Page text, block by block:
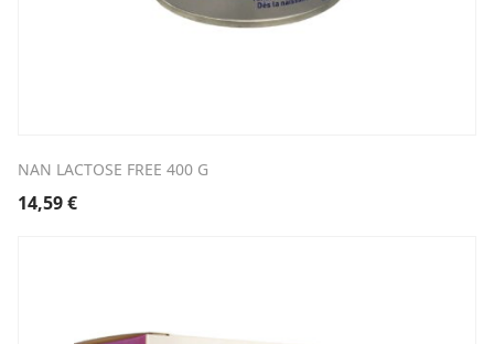
NAN LACTOSE FREE 400 G
14,59€